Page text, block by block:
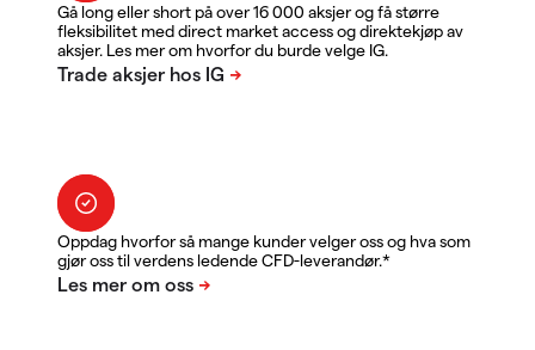
Gå long eller short på over 16 000 aksjer og få større
fleksibilitet med direct market access og direktekjøp av
aksjer. Les mer om hvorfor du burde velge IG.
Oppdag hvorfor så mange kunder velger oss og hva som
gjør oss til verdens ledende CFD-leverandør.*